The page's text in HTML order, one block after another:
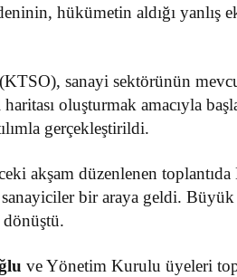
hükümetin aldığı
(KTSO), sanayi sektörünün
oluşturmak amacıyla
gerçekleştirildi.
akşam düzenlenen
bir araya geldi.
ve Yönetim Kurulu üyeleri